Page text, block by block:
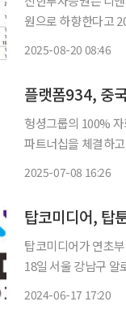
원으로 하향한다고 20일 밝혔다. 김아람 신한투자증권 연
2025-08-20 08:46
헝셩그룹의 100%
파트너십을 체결하
2025-07-08 16:26
탑코미디어가 연초부터
18일 서울 강남구 알
2024-06-17 17:20